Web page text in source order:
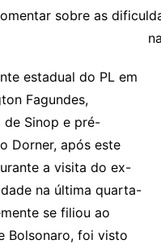
e
n
l
gl
Cl
sr
o
o
m
s
e
ai arsobre as
estadual do PL em
Fagundes,
Sinop e pré-
Dorner, após este
a visita do ex-
na última quarta-
se filiou ao
Bolsonaro, foi visto